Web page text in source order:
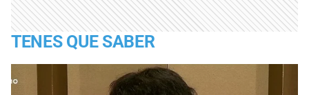
TENES QUE SABER